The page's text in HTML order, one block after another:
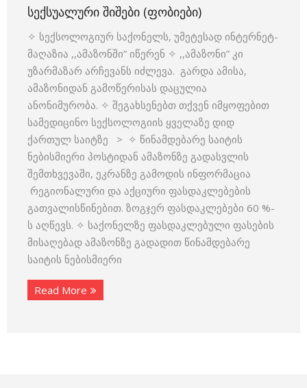
ᲡᲔᲥᲡᲣᲐᲚᲣᲠᲘ ᲨᲘᲨᲔᲑᲘ (ᲤᲝᲑᲘᲔᲑᲘ)
✧ სექსოლოგიურ საქონელს, უმეტესად ინტერნეტ-
მაღაზია ,,ამაზონში” იწერენ ✧ ,,ამაზონი” კი
უზარმაზარ არჩევანს იძლევა. გარდა ამისა,
ამაზონიდან გამოწერისას დაცულია
ანონიმურობა. ✧ შეგახსენებთ თქვენ იმყოფებით
სამედიცინო სექსოლოგიის ყველაზე დიდ
ქართულ საიტზე > ✧ წინამდებარე საიტის
ნებისმიერი პოსტიდან ამაზონზე გადასვლის
შემთხვევაში, ეკრანზე გამოდის ინფორმაცია
რეგიონალური და აქციური ფასდაკლებების
გათვალისწინებით. ზოგჯერ ფასდაკლებები 60 %-
ს აღწევს. ✧ საქონელზე ფასდაკლებული ფასების
მისაღებად ამაზონზე გადადით წინამდებარე
საიტის ნებისმიერი
Read More